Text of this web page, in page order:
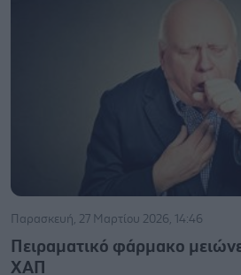
Παρασκευή, 27 Μαρτίου 2026, 14:46
Πειραματικό φάρμακο
ΧΑΠ